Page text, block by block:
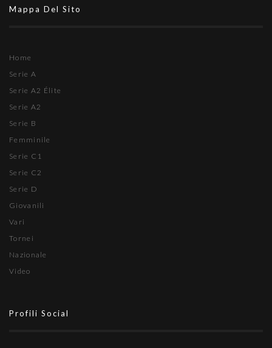
Mappa Del Sito
Home
Serie A
Serie A2 Élite
Serie A2
Serie B
Femminile
Serie C1
Serie C2
Serie D
Giovanili
Vari
Tornei
Nazionale
Video
Profili Social